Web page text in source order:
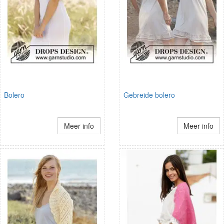
Bolero
Meer info
Gebreide bolero
Meer info